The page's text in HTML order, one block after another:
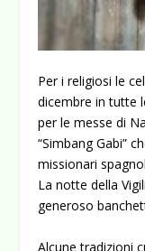
Per i religiosi le
dicembre in tutte
per le messe di
“Simbang Gabi”
missionari
La notte della
generoso
Alcune tradizioni